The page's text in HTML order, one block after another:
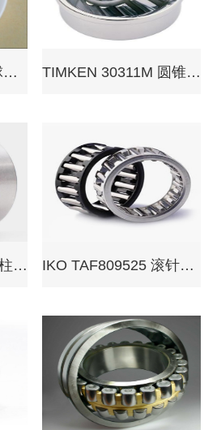
NSK 6004CE 深沟球轴承 TIMKEN 30311M 圆锥滚子轴承
INA F-213584 KL 圆柱滚子轴承 IKO TAF809525 滚针轴承